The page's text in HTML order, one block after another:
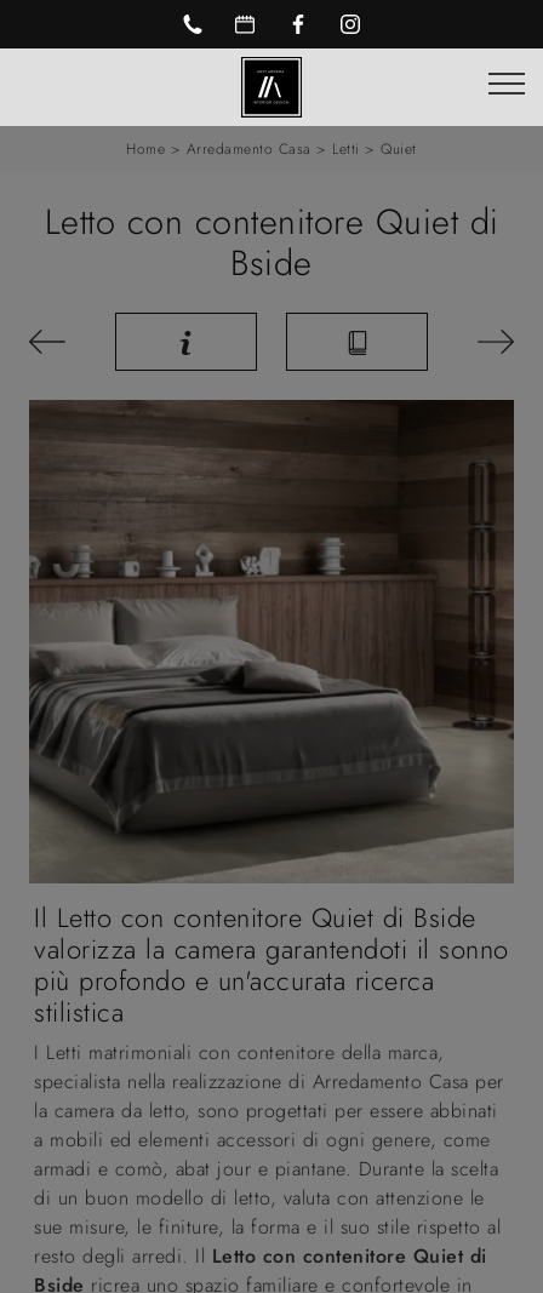
Home > Arredamento Casa > Letti >Quiet
Letto con contenitore Quiet di
Bside
Il Letto con contenitore Quiet di Bside
valorizza la camera garantendoti il sonno
più profondo e un'accurata ricerca
stilistica
I Letti matrimoniali con contenitore della marca,
specialista nella realizzazione di Arredamento Casa per
la camera da letto, sono progettati per essere abbinati
a mobili ed elementi accessori di ogni genere, come
armadi e comò, abat jour e piantane. Durante la scelta
di un buon modello di letto, valuta con attenzione le
sue misure, le finiture, la forma e il suo stile rispetto al
resto degli arredi. Il Letto con contenitore Quiet di
Bside ricrea uno spazio familiare e confortevole in